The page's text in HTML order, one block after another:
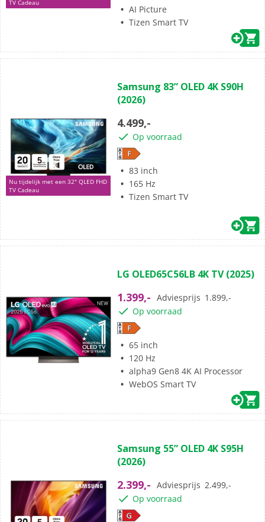
TV Cadeau
AI Picture
Tizen Smart TV
Nu tijdelijk met een 32" QLED FHD
TV Cadeau
van
de
sterren.
Samsung 83” OLED 4K S90H
(2026)
4.499,-
Op voorraad
83 inch
165 Hz
Tizen Smart TV
van
5
sterren.
107
beoordelingen
LG OLED65C56LB 4K TV (2025)
1.399,- Adviesprijs 1.899,-
Op voorraad
65 inch
120 Hz
alpha9 Gen8 4K AI Processor
WebOS Smart TV
van
de
sterren.
Samsung 55” OLED 4K S95H
(2026)
2.399,- Adviesprijs 2.499,-
Op voorraad